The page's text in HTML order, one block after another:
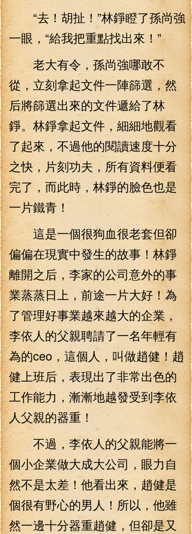
“去！胡扯！”林錚瞪了孫尚強
一眼，“給我把重點找出來！”
老大有令，孫尚強哪敢不
從，立刻拿起文件一陣篩選，然
后將篩選出來的文件遞給了林
錚。林錚拿起文件，細細地觀看
了起來，不過他的閱讀速度十分
之快，片刻功夫，所有資料便看
完了，而此時，林錚的臉色也是
一片鐵青！
這是一個很狗血很老套但卻
偏偏在現實中發生的故事！林錚
離開之后，李家的公司意外的事
業蒸蒸日上，前途一片大好！為
了管理好事業越來越大的企業，
李依人的父親聘請了一名年輕有
為的ceo，這個人，叫做趙健！趙
健上班后，表現出了非常出色的
工作能力，漸漸地越發受到李依
人父親的器重！
不過，李依人的父親能將一
個小企業做大成大公司，眼力自
然不是太差！他看出來，趙健是
個很有野心的男人！所以，他雖
然一邊十分器重趙健，但卻是又